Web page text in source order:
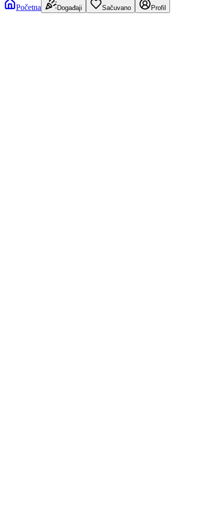
Početna Događaji Sačuvano Profil